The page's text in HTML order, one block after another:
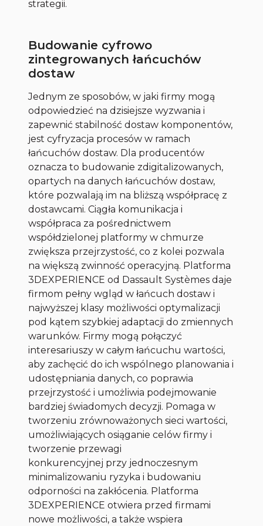
strategii.
Budowanie cyfrowo
zintegrowanych łańcuchów
dostaw
Jednym ze sposobów, w jaki firmy mogą
odpowiedzieć na dzisiejsze wyzwania i
zapewnić stabilność dostaw komponentów,
jest cyfryzacja procesów w ramach
łańcuchów dostaw. Dla producentów
oznacza to budowanie zdigitalizowanych,
opartych na danych łańcuchów dostaw,
które pozwalają im na bliższą współpracę z
dostawcami. Ciągła komunikacja i
współpraca za pośrednictwem
współdzielonej platformy w chmurze
zwiększa przejrzystość, co z kolei pozwala
na większą zwinność operacyjną. Platforma
3DEXPERIENCE od Dassault Systèmes daje
firmom pełny wgląd w łańcuch dostaw i
najwyższej klasy możliwości optymalizacji
pod kątem szybkiej adaptacji do zmiennych
warunków. Firmy mogą połączyć
interesariuszy w całym łańcuchu wartości,
aby zachęcić do ich wspólnego planowania i
udostępniania danych, co poprawia
przejrzystość i umożliwia podejmowanie
bardziej świadomych decyzji. Pomaga w
tworzeniu zrównoważonych sieci wartości,
umożliwiających osiąganie celów firmy i
tworzenie przewagi
konkurencyjnej przy jednoczesnym
minimalizowaniu ryzyka i budowaniu
odporności na zakłócenia. Platforma
3DEXPERIENCE otwiera przed firmami
nowe możliwości, a także wspiera